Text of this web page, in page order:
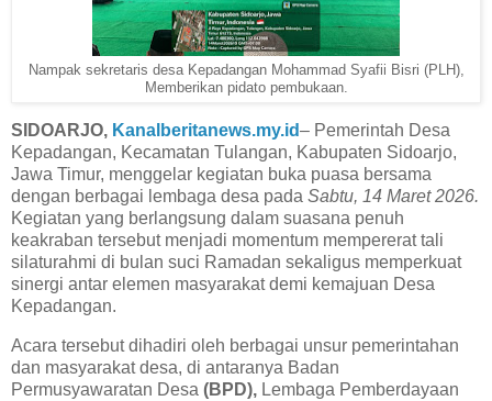
Nampak sekretaris desa Kepadangan Mohammad Syafii Bisri (PLH),
Memberikan pidato pembukaan.
SIDOARJO, Kanalberitanews.my.id– Pemerintah Desa
Kepadangan, Kecamatan Tulangan, Kabupaten Sidoarjo,
Jawa Timur, menggelar kegiatan buka puasa bersama
dengan berbagai lembaga desa pada Sabtu, 14 Maret 2026.
Kegiatan yang berlangsung dalam suasana penuh
keakraban tersebut menjadi momentum mempererat tali
silaturahmi di bulan suci Ramadan sekaligus memperkuat
sinergi antar elemen masyarakat demi kemajuan Desa
Kepadangan.
Acara tersebut dihadiri oleh berbagai unsur pemerintahan
dan masyarakat desa, di antaranya Badan
Permusyawaratan Desa (BPD), Lembaga Pemberdayaan